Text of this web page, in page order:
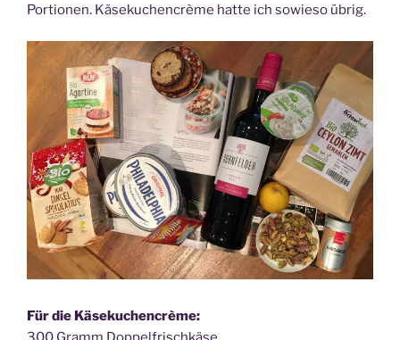
Portionen. Käsekuchencrème hatte ich sowieso übrig.
Für die Käsekuchencrème: